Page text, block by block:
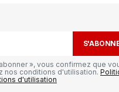
», vous confirmez que
nos conditions d'utilisation.
d'utilisation